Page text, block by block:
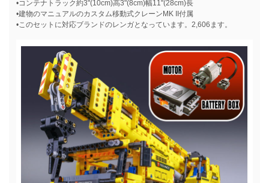
•コンテナトラック約3"(10cm)高3"(8cm)幅11"(28cm)長
•建物のマニュアルのカスタム移動式クレーンMK II付属
•このセットに対応ブランドのレンガとなっています。2,606ます。